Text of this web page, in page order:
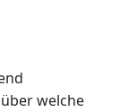
welche